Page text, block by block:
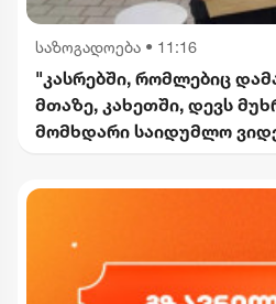
საზოგადოება • 11:16
"კასრებში, რომლებიც
მთაზე, კახეთში, დევს
მომხდარი საიდუმლო